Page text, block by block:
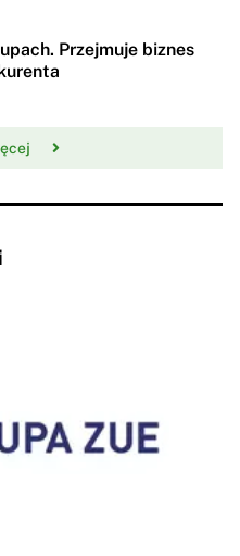
Przejmuje biznes